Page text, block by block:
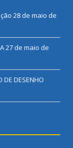
28 de maio de
27 de maio de
DE DESENHO